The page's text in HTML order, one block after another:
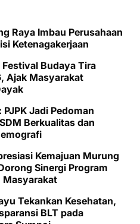
Raya Imbau Perusahaan
Ketenagakerjaan
Budaya Tira
Ajak Masyarakat
Jadi Pedoman
Berkualitas dan
Kemajuan Murung
Sinergi Program
Masyarakat
Tekankan Kesehatan,
BLT pada